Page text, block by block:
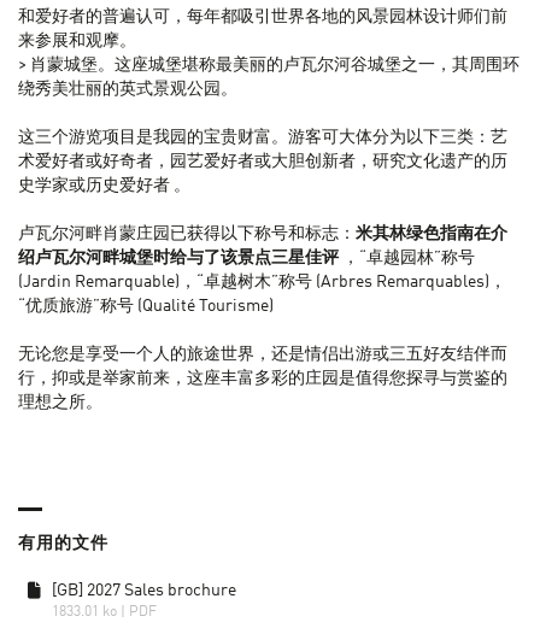
和爱好者的普遍认可，每年都吸引世界各地的风景园林设计师们前
来参展和观摩。
> 肖蒙城堡。这座城堡堪称最美丽的卢瓦尔河谷城堡之一，其周围环
绕秀美壮丽的英式景观公园。
这三个游览项目是我园的宝贵财富。游客可大体分为以下三类：艺
术爱好者或好奇者，园艺爱好者或大胆创新者，研究文化遗产的历
史学家或历史爱好者 。
卢瓦尔河畔肖蒙庄园已获得以下称号和标志： 米其林绿色指南在介
绍卢瓦尔河畔城堡时给与了该景点三星佳评 ，“卓越园林”称号
(Jardin Remarquable)，“卓越树木”称号 (Arbres Remarquables)，
“优质旅游”称号 (Qualité Tourisme)
无论您是享受一个人的旅途世界，还是情侣出游或三五好友结伴而
行，抑或是举家前来，这座丰富多彩的庄园是值得您探寻与赏鉴的
理想之所。
有用的文件
[GB] 2027 Sales brochure
1833.01 ko | PDF